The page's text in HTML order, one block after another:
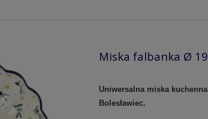
Miska falbanka Ø
Uniwersalna miska
Bolesławiec.